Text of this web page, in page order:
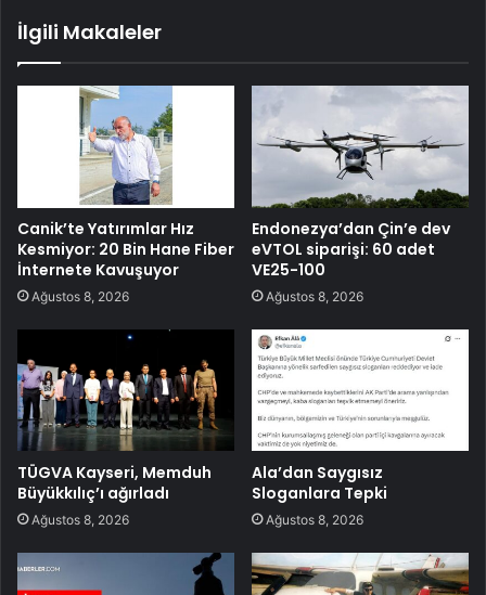
İlgili Makaleler
Canik’te Yatırımlar Hız
Kesmiyor: 20 Bin Hane Fiber
İnternete Kavuşuyor
Ağustos 8, 2026
Endonezya’dan Çin’e dev
eVTOL siparişi: 60 adet
VE25-100
Ağustos 8, 2026
TÜGVA Kayseri, Memduh
Büyükkılıç’ı ağırladı
Ağustos 8, 2026
Ala’dan Saygısız
Sloganlara Tepki
Ağustos 8, 2026